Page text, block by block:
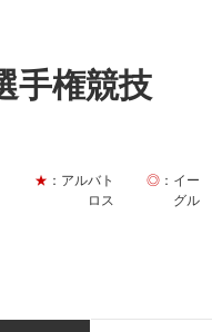
手権競技
★ ：アルバト
ロス
◎：イー
グル